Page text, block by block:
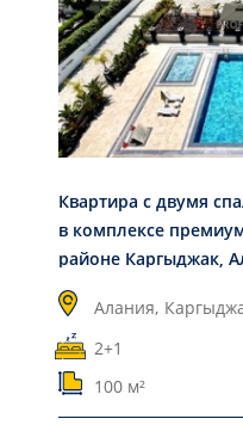
Квартира с двумя
в комплексе
районе Каргыджак,
Алания,
2+1
100 м²